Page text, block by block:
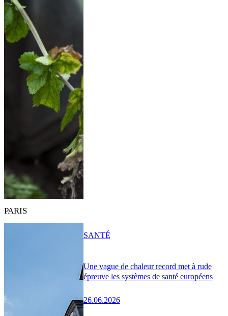
PARIS
Une vague de chaleur record met à rude
épreuve les systèmes de santé européens
26.06.2026
SANTÉ